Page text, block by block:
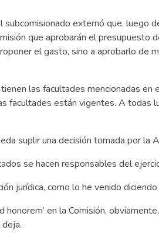
externó que, luego
que aprobarán el
el gasto, sino a aprobarlo de
las facultades mencionadas
facultades están vigentes. A todas
suplir una decisión tomada por la
se hacen responsables del
jurídica, como lo he venido
honorem’ en la Comisión,